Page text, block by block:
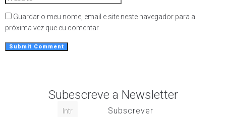
Guardar o meu nome, email e site neste navegador para a
próxima vez que eu comentar.
Subescreve a Newsletter
Subscrever